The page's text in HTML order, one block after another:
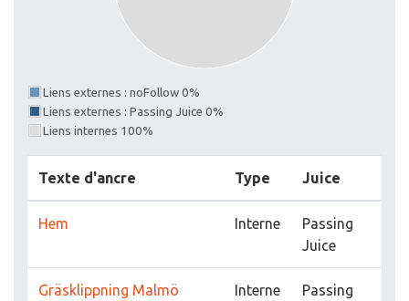
Liens externes : noFollow 0%
Liens externes : Passing Juice 0%
Liens internes 100%
Texte d'ancre Type Juice
Hem Interne
Passing
Juice
Gräsklippning Malmö Interne
Passing